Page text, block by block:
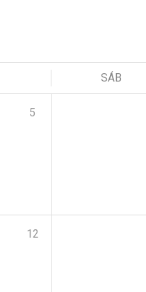
SÁB
5
12